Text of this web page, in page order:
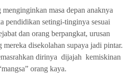
masa depan anaknya
pendidikan setingi-tinginya sesuai
dan orang berpangkat, urusan
mereka disekolahan supaya jadi pintar.
dirinya dijajah kemiskinan
orang kaya.